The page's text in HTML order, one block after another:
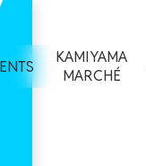
KAMIYAMA
MARCHÉ